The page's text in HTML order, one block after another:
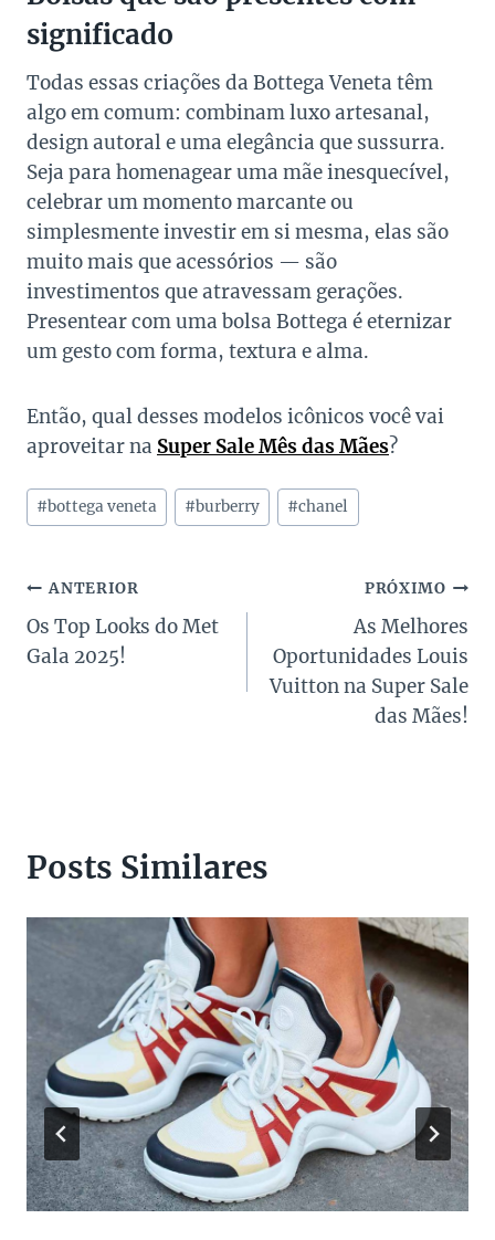
significado
Todas essas criações da Bottega Veneta têm
algo em comum: combinam luxo artesanal,
design autoral e uma elegância que sussurra.
Seja para homenagear uma mãe inesquecível,
celebrar um momento marcante ou
simplesmente investir em si mesma, elas são
muito mais que acessórios — são
investimentos que atravessam gerações.
Presentear com uma bolsa Bottega é eternizar
um gesto com forma, textura e alma.
Então, qual desses modelos icônicos você vai
aproveitar na Super Sale Mês das Mães?
Tags
do
#bottega veneta #burberry #chanel
Navegação
de
ANTERIOR
Os Top Looks do Met
Gala 2025!
PRÓXIMO
As Melhores
Oportunidades Louis
Vuitton na Super Sale
das Mães!
Posts Similares